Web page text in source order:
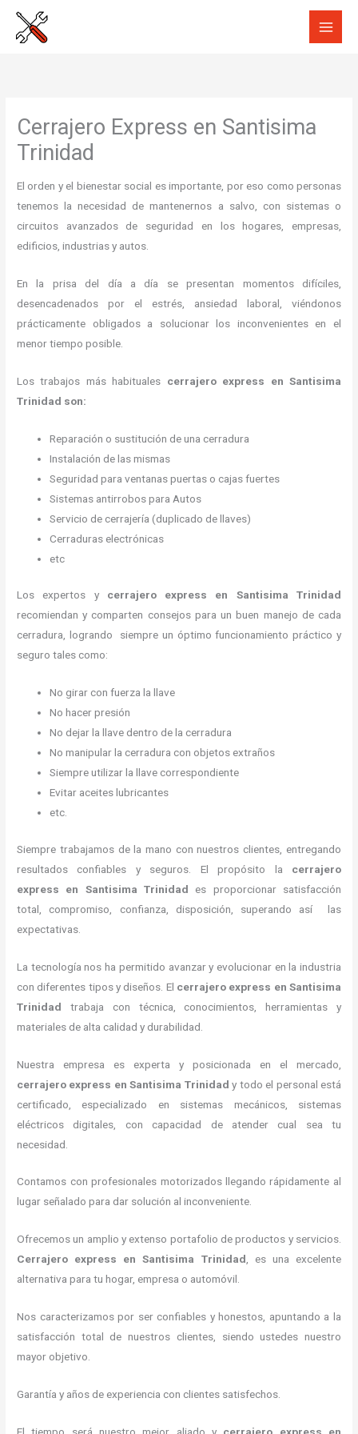
Cerrajero Express en Santisima
Trinidad
El orden y el bienestar social es importante, por eso como personas
tenemos la necesidad de mantenernos a salvo, con sistemas o
circuitos avanzados de seguridad en los hogares, empresas,
edificios, industrias y autos.
En la prisa del día a día se presentan momentos difíciles,
desencadenados por el estrés, ansiedad laboral, viéndonos
prácticamente obligados a solucionar los inconvenientes en el
menor tiempo posible.
Los trabajos más habituales cerrajero express en Santisima
Trinidad son:
Reparación o sustitución de una cerradura
Instalación de las mismas
Seguridad para ventanas puertas o cajas fuertes
Sistemas antirrobos para Autos
Servicio de cerrajería (duplicado de llaves)
Cerraduras electrónicas
etc
Los expertos y cerrajero express
en Santisima Trinidad
recomiendan y comparten consejos para un buen manejo de cada
cerradura, logrando siempre un óptimo funcionamiento práctico y
seguro tales como:
No girar con fuerza la llave
No hacer presión
No dejar la llave dentro de la cerradura
No manipular la cerradura con objetos extraños
Siempre utilizar la llave correspondiente
Evitar aceites lubricantes
etc.
Siempre trabajamos de la mano con nuestros clientes, entregando
resultados confiables y seguros. El propósito la cerrajero
express
en Santisima Trinidad es proporcionar satisfacción
total, compromiso, confianza, disposición, superando así las
expectativas.
La tecnología nos ha permitido avanzar y evolucionar en la industria
con diferentes tipos y diseños. El cerrajero express en Santisima
Trinidad trabaja con técnica, conocimientos, herramientas y
materiales de alta calidad y durabilidad.
Nuestra empresa es experta y posicionada en el mercado,
cerrajero express en Santisima Trinidad y todo el personal está
certificado, especializado en sistemas mecánicos, sistemas
eléctricos digitales, con capacidad de atender cual sea tu
necesidad.
Contamos con profesionales motorizados llegando rápidamente al
lugar señalado para dar solución al inconveniente.
Ofrecemos un amplio y extenso portafolio de productos y servicios.
Cerrajero express en Santisima Trinidad, es una excelente
alternativa para tu hogar, empresa o automóvil.
Nos caracterizamos por ser confiables y honestos, apuntando a la
satisfacción total de nuestros clientes, siendo ustedes nuestro
mayor objetivo.
Garantía y años de experiencia con clientes satisfechos.